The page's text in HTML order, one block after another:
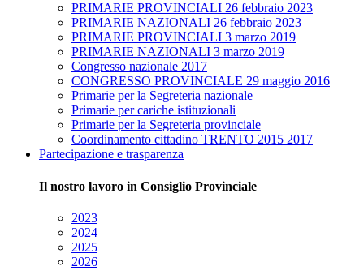
PRIMARIE PROVINCIALI 26 febbraio 2023
PRIMARIE NAZIONALI 26 febbraio 2023
PRIMARIE PROVINCIALI 3 marzo 2019
PRIMARIE NAZIONALI 3 marzo 2019
Congresso nazionale 2017
CONGRESSO PROVINCIALE 29 maggio 2016
Primarie per la Segreteria nazionale
Primarie per cariche istituzionali
Primarie per la Segreteria provinciale
Coordinamento cittadino TRENTO 2015 2017
Partecipazione e trasparenza
Il nostro lavoro in Consiglio Provinciale
2023
2024
2025
2026